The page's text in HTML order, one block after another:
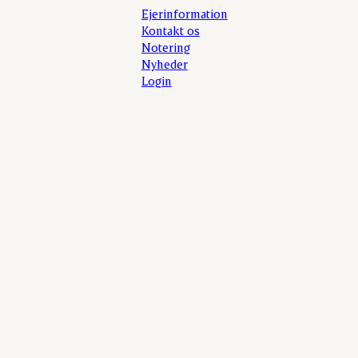
Ejerinformation
Kontakt os
Notering
Nyheder
Login